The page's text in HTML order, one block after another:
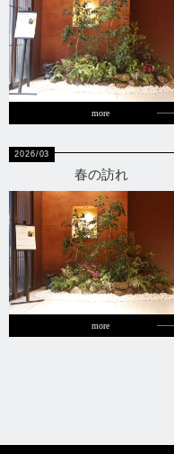
more
2026/03
春の訪れ
more